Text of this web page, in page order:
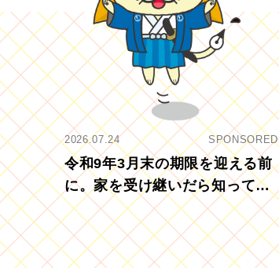
2026.07.24 SPONSORED
令和9年3月末の期限を迎える前
に。家を受け継いだら知ってお
きたい「相続登記の義務化」